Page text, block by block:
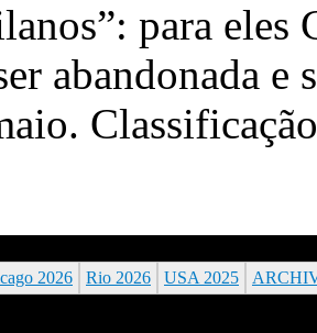
para eles
abandonada e
2026 Rio 2026 USA 2025